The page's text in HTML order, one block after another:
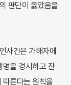
판단이 옳았음을
사건은 가해자에
명을 경시하고 잔
따른다는 원칙을